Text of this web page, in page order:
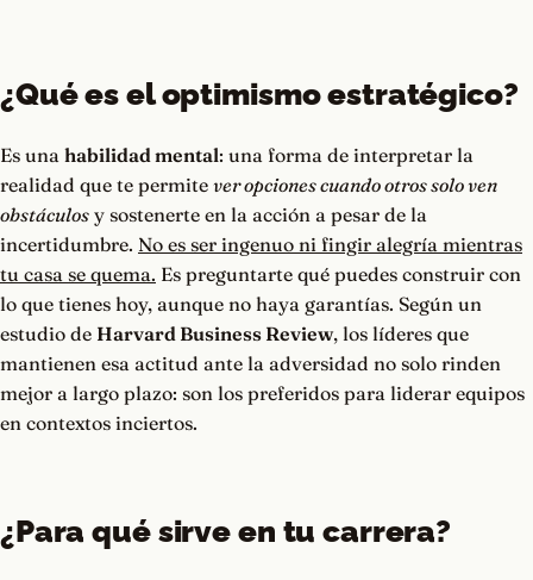
¿Qué es el optimismo estratégico?
Es una habilidad mental: una forma de interpretar la
realidad que te permite ver opciones cuando otros solo ven
obstáculos y sostenerte en la acción a pesar de la
incertidumbre. No es ser ingenuo ni fingir alegría mientras
tu casa se quema. Es preguntarte qué puedes construir con
lo que tienes hoy, aunque no haya garantías. Según un
estudio de Harvard Business Review, los líderes que
mantienen esa actitud ante la adversidad no solo rinden
mejor a largo plazo: son los preferidos para liderar equipos
en contextos inciertos.
¿Para qué sirve en tu carrera?